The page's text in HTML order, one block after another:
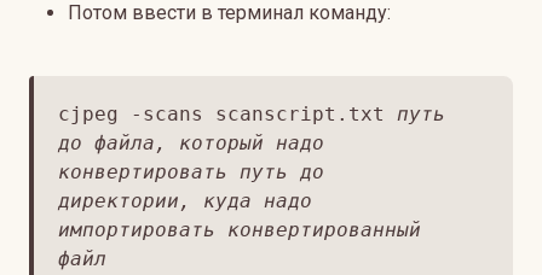
Потом ввести в терминал команду:
cjpeg -scans scanscript.txt путь
до файла, который надо
конвертировать
путь до
директории, куда надо
импортировать конвертированный
файл